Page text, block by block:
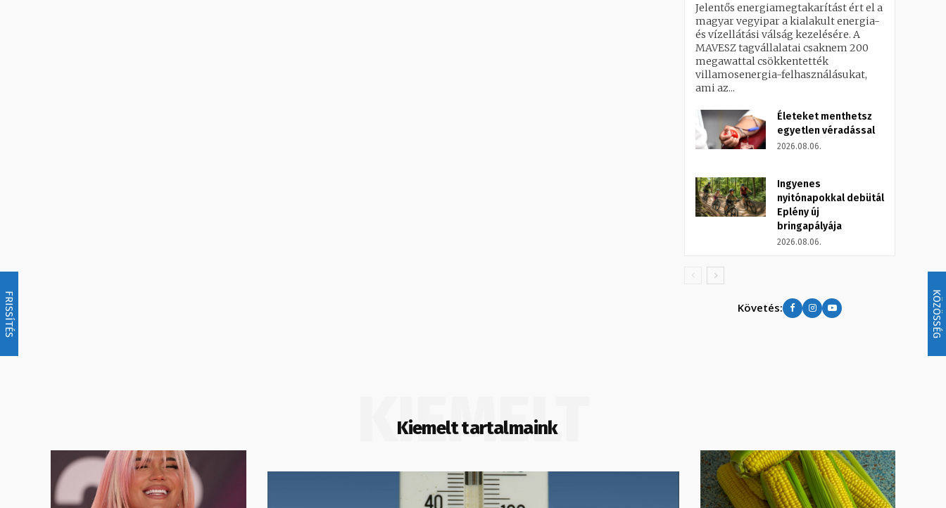
FRISSÍTÉS KÖZÖSSÉG
Jelentős energiamegtakarítást ért el a
magyar vegyipar a kialakult energia-
és vízellátási válság kezelésére. A
MAVESZ tagvállalatai csaknem 200
megawattal csökkentették
villamosenergia-felhasználásukat,
ami az...
Életeket menthetsz
egyetlen véradással
2026.08.06.
Ingyenes
nyitónapokkal debütál
Eplény új
bringapályája
2026.08.06.
Követés:
Kiemelt tartalmaink
KIEMELT